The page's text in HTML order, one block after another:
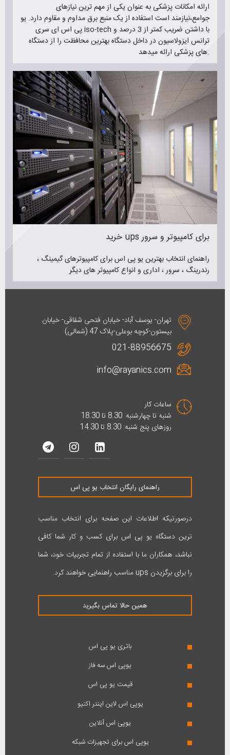
ارائه امکانات پزشکی به عنوان یکی از مهم ترین نیازهای
جوامع،نیازمند است استفاده از یک منبع برق مداوم و مقاوم دارد. یو
پی اس ای سری iso-tech با داشتن ضریب کمتر از 3 درصد و
ترانس ایزولاسیون در داخل دستگاه بهترین محافظت را از دستگاه
های پزشکی ارائه میدهد.
خرید ups برای کامپیوتر و سرور
راهنمای انتخاب بهترین یو پی اس برای کامپیوترهای گیمینگ ،
رندرینگ ، سرور ، اداری و انواع کامپیوتر های دیگر
تهران- یوسف آباد- خیابان فتحی شقاقی- خیابان
بیستون-کوچه بوعلی-پلاک 47 (شمالی)
021-88956675
info@rayanics.com
ساعات کار :
شنبه تا چهارشنبه: 8.30 تا 18.30
روزهای پنج شنبه: 8.30 تا 14.30
راهنمای رایگان انتخاب یو پی اس
درصورتیکه اطلاعات این صفحه برای انتخاب مناسب
ترین دستگاه یو پی اس برای کسب و کار شما کافی
نباشد، همکاران ما با استفاده از تمام تجربیات خود، شما
را برای برگزیدن ups مناسب راهنمایی خواهند کرد.
همین حالا تماس بگیرید
باتری یو پی اس
یوپی اس سه فاز
قیمت یو پی اس
یوپی اس لاین اینتر اکتیو
یوپی اس آنلاین
یوپی اس برای تجهیزات شبکه